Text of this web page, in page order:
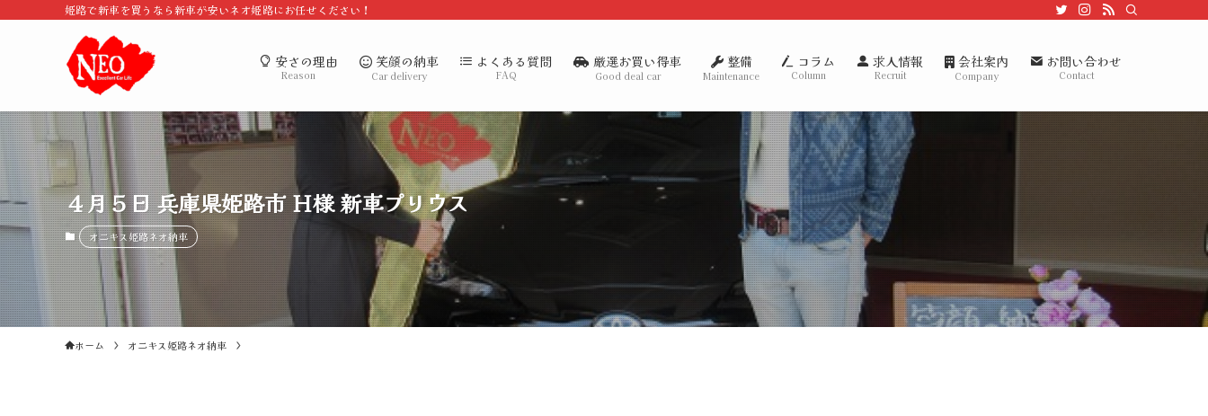
姫路で新車を買うなら新車が安いネオ姫路にお任せください！
安さの理由
Reason
笑顔の納車
Car delivery
よくある質問
FAQ
厳選お買い得車
Good deal car
整備
Maintenance
コラム
Column
求人情報
Recruit
会社案内
Company
お問い合わせ
Contact
４月５日 兵庫県姫路市 Ｈ様 新車プリウス
オニキス姫路ネオ納車
ホーム オニキス姫路ネオ納車